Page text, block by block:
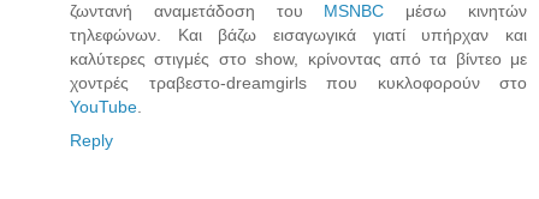
ζωντανή αναμετάδοση του MSNBC μέσω κινητών
τηλεφώνων. Και βάζω εισαγωγικά γιατί υπήρχαν και
καλύτερες στιγμές στο show, κρίνοντας από τα βίντεο με
χοντρές τραβεστο-dreamgirls που κυκλοφορούν στο
YouTube
Reply